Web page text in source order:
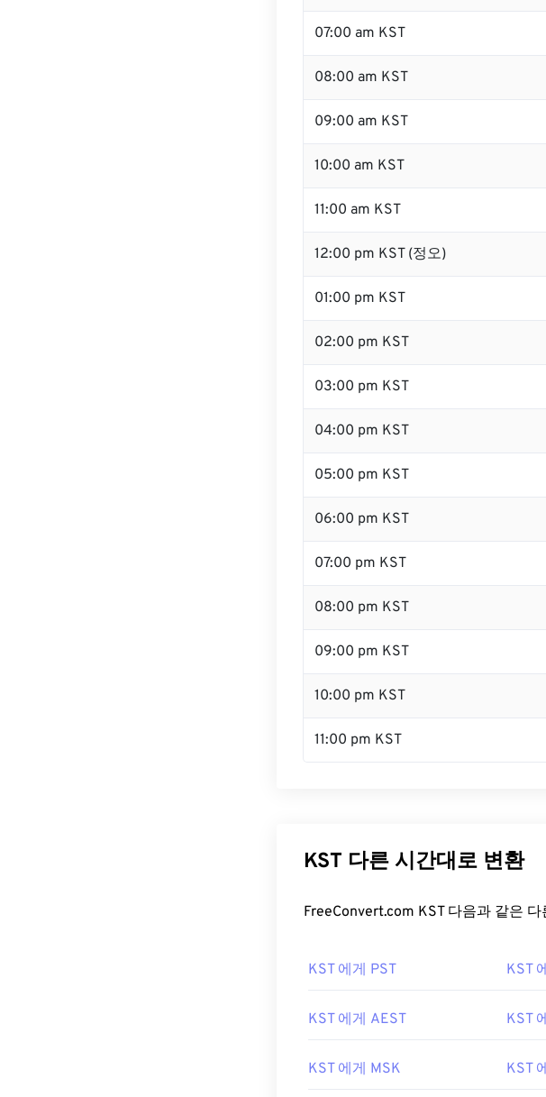
07:00 am KST
08:00 am KST
09:00 am KST
10:00 am KST
11:00 am KST
12:00 pm KST (정오)
01:00 pm KST
02:00 pm KST
03:00 pm KST
04:00 pm KST
05:00 pm KST
06:00 pm KST
07:00 pm KST
08:00 pm KST
09:00 pm KST
10:00 pm KST
11:00 pm KST
KST 다른 시간대로 변환
FreeConvert.com KST 다음과 같은
KST 에게 PST KST
KST 에게 AEST KST
KST 에게 MSK KST